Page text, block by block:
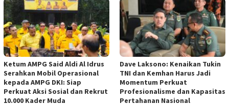
Ketum AMPG Said Aldi Al Idrus
Serahkan Mobil Operasional
kepada AMPG DKI: Siap
Perkuat Aksi Sosial dan Rekrut
10.000 Kader Muda
Dave Laksono: Kenaikan Tukin
TNI dan Kemhan Harus Jadi
Momentum Perkuat
Profesionalisme dan Kapasitas
Pertahanan Nasional